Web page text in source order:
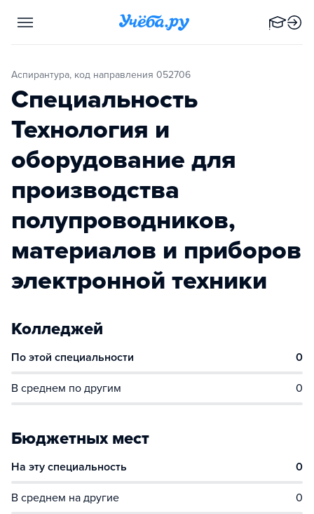
Аспирантура, код направления 052706
Специальность
Технология и
оборудование для
производства
полупроводников,
материалов и приборов
электронной техники
Колледжей
По этой специальности 0
В среднем по другим 0
Бюджетных мест
На эту специальность 0
В среднем на другие 0